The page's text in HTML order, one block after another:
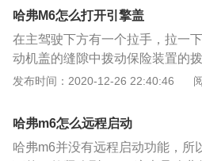
动机的代号为GW4G15B，这款
米，最大功率转速为5600转每分
款发动机搭载了多点电喷技术，
到了不少车企的欢迎，因为这种
悬架使用了麦弗逊式独立悬架，
常不错的。哈弗m6的指导价格为
有不少消费者是很喜欢这种紧凑
哈弗M6怎么打开引擎盖
在主驾驶下方有一个拉手，拉一
动机盖的缝隙中拨动保险装置的
弗旗下的一款紧凑型suv，这款车
为5600到6000转每分钟，最大扭
载了多点电喷技术，并且使用了
动变速箱或7速双离合变速箱。
发布时间：2020-12-26 22:40:46
哈弗m6怎么远程启动
哈弗m6并没有远程启动功能，所